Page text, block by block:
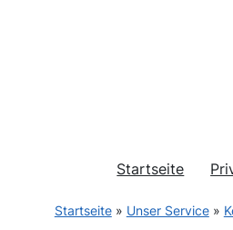
Startseite
Startseite» Unser Service»